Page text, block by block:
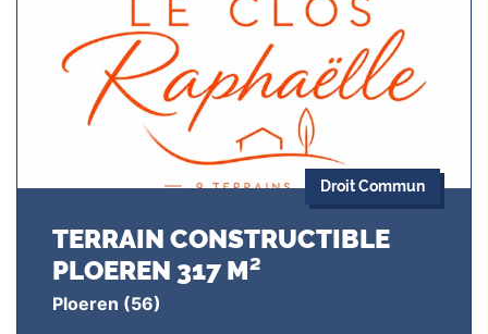
Droit Commun
TERRAIN CONSTRUCTIBLE
PLOEREN 317 M²
Ploeren (56)